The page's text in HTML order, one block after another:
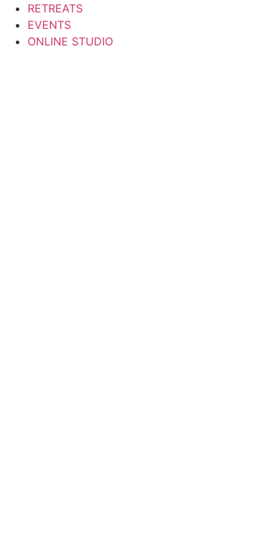
Zum
Inhalt
springen
RETREATS
EVENTS
ONLINE STUDIO